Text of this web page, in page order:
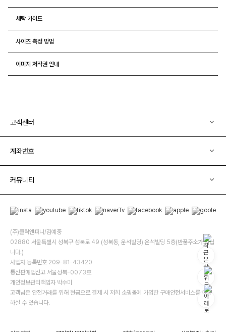
세탁 가이드
사이즈 측정 방법
이미지 저작권 안내
고객센터
계좌번호
커뮤니티
(주)클릭앤퍼니/김예중
02880 서울특별시 성북구 성북로 49 (성북동, 운석빌딩) 운석빌딩 5층(반품주소가 아닙
니다.)
사업자 등록번호 209-81-43420
통신판매업신고 서울성북-0073호
개인정보관리책임자 박수미
고객님은 안전거래를 위해 현금으로 결제 시 저희 소핑몰에 가입한 구매안전서비스를 이용
하실 수 있습니다.